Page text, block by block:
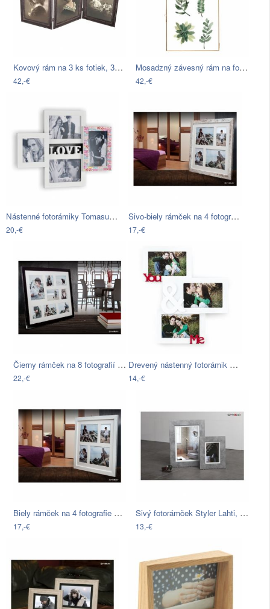
Kovový rám na 3 ks fotiek, 37,5 x 19,5…
42,-€
Mosadzný závesný rám na fotografie…
42,-€
Nástenné fotorámiky Tomasucci Memories
20,-€
Sivo-biely rámček na 4 fotografie…
17,-€
Čierny rámček na 8 fotografií Styler…
22,-€
Drevený nástenný fotorámik Tomasucci…
14,-€
Biely rámček na 4 fotografie Styler…
17,-€
Sivý fotorámček Styler Lahti, 38 x 48 cm
13,-€